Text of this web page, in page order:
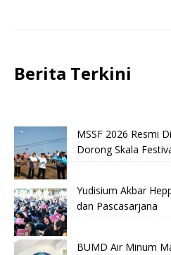
Berita Terkini
MSSF 2026 Resmi
Dorong Skala
Yudisium Akbar
dan Pascasarjana
BUMD Air Minum